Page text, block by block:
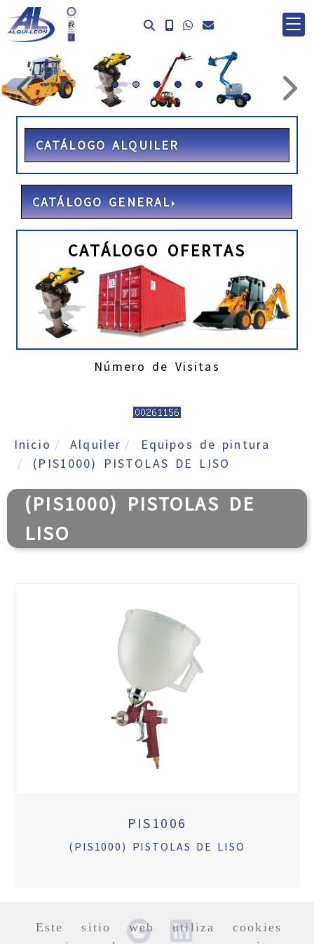
Este sitio web utiliza cookies
prev
CATÁLOGO ALQUILER
CATÁLOGO GENERAL
CATÁLOGO OFERTAS
Número de Visitas
Inicio Alquiler
Equipos de pintura
(PIS1000) PISTOLAS DE LISO
(PIS1000) PISTOLAS DE
LISO
PIS1006
(PIS1000) PISTOLAS DE LISO